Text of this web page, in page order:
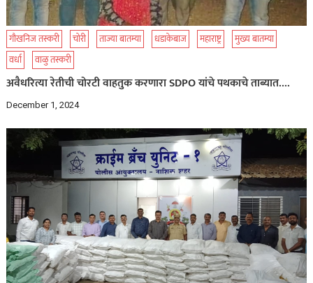
गौखनिज तस्करी चोरी ताज्या बातम्या धडाकेबाज महाराष्ट्र
मुख्य बातम्या
वर्धा
वाळु तस्करी
अवैधरित्या रेतीची चोरटी वाहतुक करणारा SDPO यांचे पथकाचे ताब्यात….
December 1, 2024